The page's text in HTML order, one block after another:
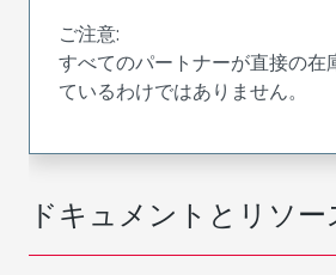
ドキュメントとリソー
ご注意:
すべてのパートナーが直接の在
ているわけではありません。